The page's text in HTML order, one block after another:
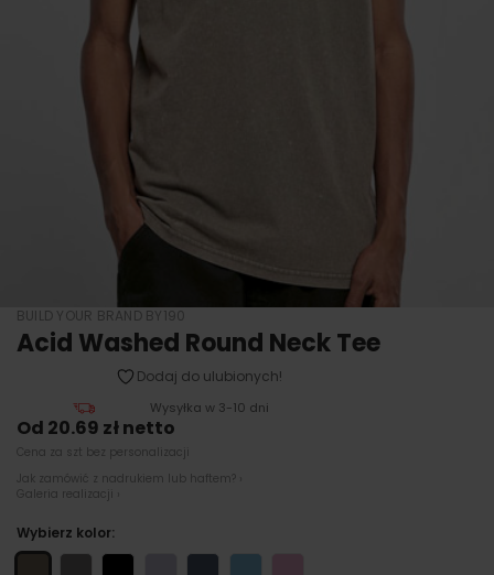
BUILD YOUR BRAND BY190
Acid Washed Round Neck Tee
Dodaj do ulubionych!
Wysyłka w 3-10 dni
Od 20.69 zł netto
Cena za szt bez personalizacji
Jak zamówić z nadrukiem lub haftem? ›
Galeria realizacji ›
Wybierz kolor: